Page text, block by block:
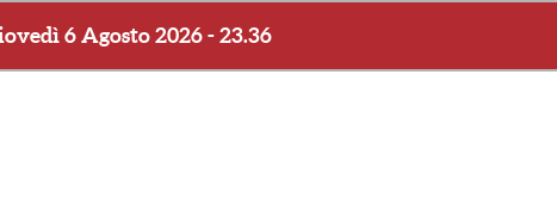
6 Agosto 2026 - 23.36